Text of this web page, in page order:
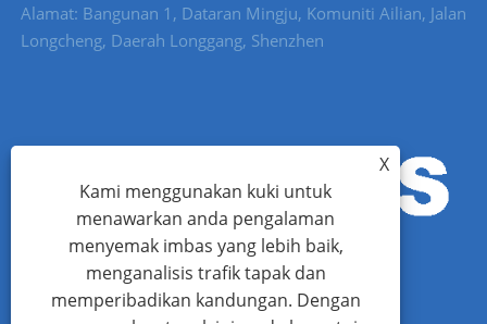
Alamat: Bangunan 1, Dataran Mingju, Komuniti Ailian, Jalan
Longcheng, Daerah Longgang, Shenzhen
X
Kami menggunakan kuki untuk
menawarkan anda pengalaman
menyemak imbas yang lebih baik,
menganalisis trafik tapak dan
memperibadikan kandungan. Dengan